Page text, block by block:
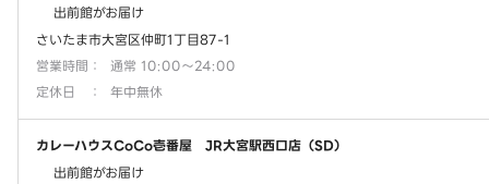
出前館がお届け
さいたま市大宮区仲町1丁目87-1
営業時間 ：
通常 10:00～24:00
定休日
： 年中無休
カレーハウスCoCo壱番屋 JR大宮駅西口店（SD）
出前館がお届け